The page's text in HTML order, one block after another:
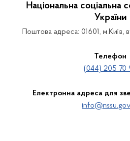
Національна соціальна
України
Поштова адреса: 01601, м.Київ,
Телефон
(044) 205 70
Електронна адреса для